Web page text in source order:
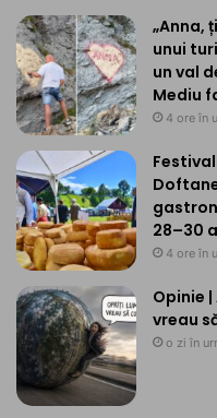
„Anna,
unui
un val
Mediu
4 ore în
28–30
4 ore în
Opinie
vreau
o zi în